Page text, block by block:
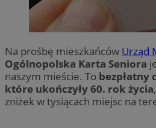
Na prośbę mieszkańców Urząd
Ogólnopolska Karta Seniora
naszym mieście. To bezpłatny
które ukończyły 60. rok życia
zniżek w tysiącach miejsc na